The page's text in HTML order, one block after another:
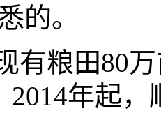
的。
粮田80万
2014年起